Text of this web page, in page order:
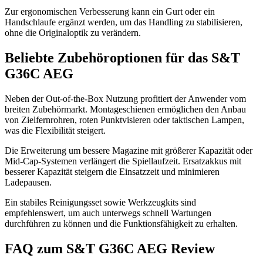
Zur ergonomischen Verbesserung kann ein Gurt oder ein
Handschlaufe ergänzt werden, um das Handling zu stabilisieren,
ohne die Originaloptik zu verändern.
Beliebte Zubehöroptionen für das S&T
G36C AEG
Neben der Out-of-the-Box Nutzung profitiert der Anwender vom
breiten Zubehörmarkt. Montageschienen ermöglichen den Anbau
von Zielfernrohren, roten Punktvisieren oder taktischen Lampen,
was die Flexibilität steigert.
Die Erweiterung um bessere Magazine mit größerer Kapazität oder
Mid-Cap-Systemen verlängert die Spiellaufzeit. Ersatzakkus mit
besserer Kapazität steigern die Einsatzzeit und minimieren
Ladepausen.
Ein stabiles Reinigungsset sowie Werkzeugkits sind
empfehlenswert, um auch unterwegs schnell Wartungen
durchführen zu können und die Funktionsfähigkeit zu erhalten.
FAQ zum S&T G36C AEG Review